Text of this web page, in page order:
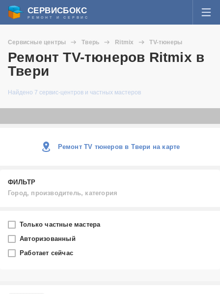
СЕРВИСБОКС
РЕМОНТ И СЕРВИС
Я забыл пароль
СЕРВИСЫ И МАСТЕРА
ЗАДАТЬ ВОПРОС МАСТЕРАМ
Сервисные центры Тверь Ritmix TV-тюнеры
Ремонт TV-тюнеров Ritmix в
Твери
Найдено 7 сервис-центров и частных мастеров
Ремонт TV тюнеров в Твери на карте
ФИЛЬТР
Город, производитель, категория
Тверь
Производитель
Только частные мастера
Авторизованный
Работает сейчас